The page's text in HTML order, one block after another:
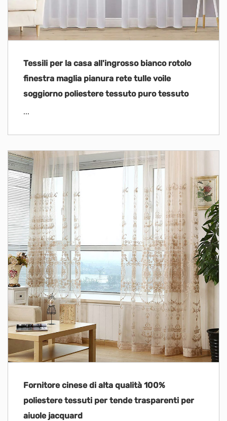
Tessili per la casa all'ingrosso bianco rotolo
finestra maglia pianura rete tulle voile
soggiorno poliestere tessuto puro tessuto
...
Fornitore cinese di alta qualità 100%
poliestere tessuti per tende trasparenti per
aiuole jacquard